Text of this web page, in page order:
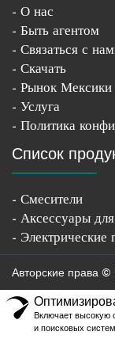
- О нас
- Быть агентом
- Связаться с
- Скачать
- Рынок
- Услуга
- Политика
Список
- Смесители
- Аксессуары
- Электрические
Авторские права
Включает высокую
и поисковых